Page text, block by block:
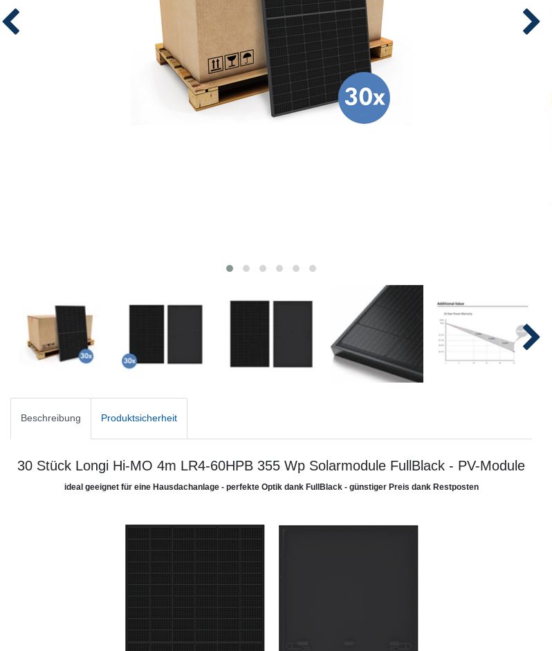
Beschreibung Produktsicherheit
30 Stück Longi Hi-MO 4m LR4-60HPB 355 Wp Solarmodule FullBlack - PV-Module
ideal geeignet für eine Hausdachanlage - perfekte Optik dank FullBlack - günstiger Preis dank Restposten